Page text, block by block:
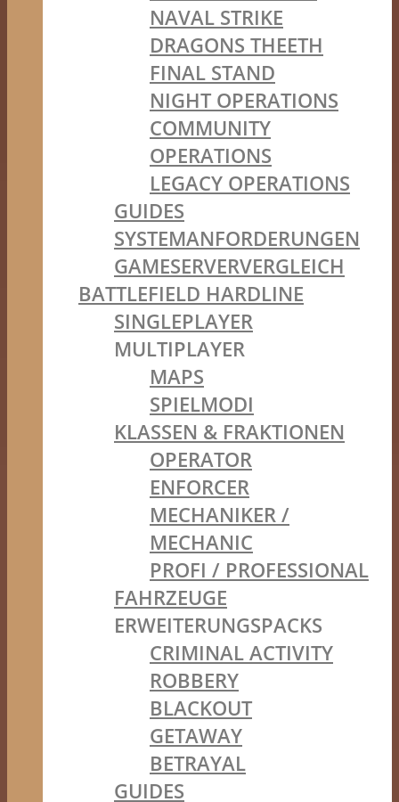
NAVAL STRIKE
DRAGONS THEETH
FINAL STAND
NIGHT OPERATIONS
COMMUNITY
OPERATIONS
LEGACY OPERATIONS
GUIDES
SYSTEMANFORDERUNGEN
GAMESERVERVERGLEICH
BATTLEFIELD HARDLINE
SINGLEPLAYER
MULTIPLAYER
MAPS
SPIELMODI
KLASSEN & FRAKTIONEN
OPERATOR
ENFORCER
MECHANIKER /
MECHANIC
PROFI / PROFESSIONAL
FAHRZEUGE
ERWEITERUNGSPACKS
CRIMINAL ACTIVITY
ROBBERY
BLACKOUT
GETAWAY
BETRAYAL
GUIDES